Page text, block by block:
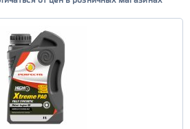
SWD Rheinol
0W-40
15W-40
5W-20
5W-40
A3/B4-12
A5/B5
A5/B5/C2
E7
GF-5
ПОКАЗАТЬ